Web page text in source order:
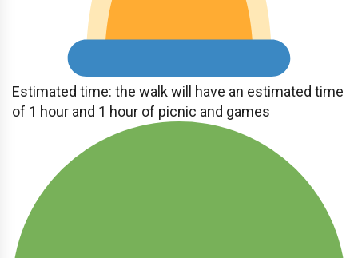
Estimated time: the walk will have an estimated time
of 1 hour and 1 hour of picnic and games